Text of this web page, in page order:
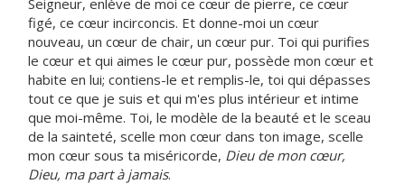
Seigneur, enlève de moi ce cœur de pierre, ce cœur
figé, ce cœur incirconcis. Et donne-moi un cœur
nouveau, un cœur de chair, un cœur pur. Toi qui purifies
le cœur et qui aimes le cœur pur, possède mon cœur et
habite en lui; contiens-le et remplis-le, toi qui dépasses
tout ce que je suis et qui m'es plus intérieur et intime
que moi-même. Toi, le modèle de la beauté et le sceau
de la sainteté, scelle mon cœur dans ton image, scelle
mon cœur sous ta miséricorde, Dieu de mon cœur,
Dieu, ma part à jamais.